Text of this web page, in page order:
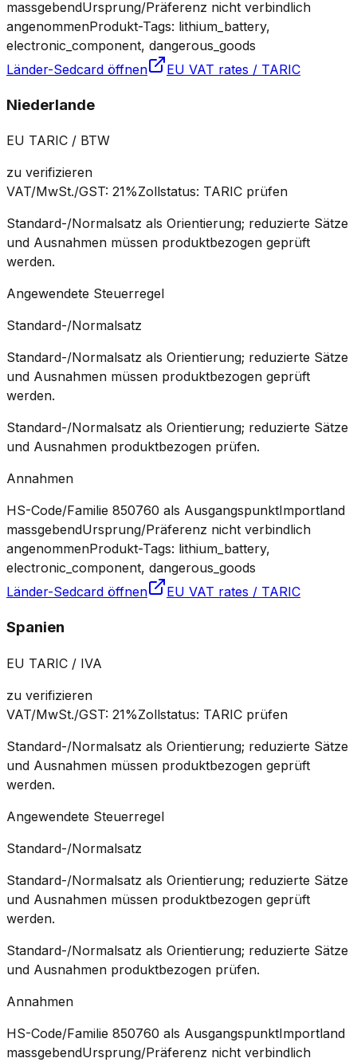
massgebendUrsprung/Präferenz nicht verbindlich
angenommenProdukt-Tags: lithium_battery,
electronic_component, dangerous_goods
Länder-Sedcard öffnen
EU VAT rates / TARIC
Niederlande
EU TARIC / BTW
zu verifizieren
VAT/MwSt./GST: 21%Zollstatus: TARIC prüfen
Standard-/Normalsatz als Orientierung; reduzierte Sätze
und Ausnahmen müssen produktbezogen geprüft
werden.
Angewendete Steuerregel
Standard-/Normalsatz
Standard-/Normalsatz als Orientierung; reduzierte Sätze
und Ausnahmen müssen produktbezogen geprüft
werden.
Standard-/Normalsatz als Orientierung; reduzierte Sätze
und Ausnahmen produktbezogen prüfen.
Annahmen
HS-Code/Familie 850760 als AusgangspunktImportland
massgebendUrsprung/Präferenz nicht verbindlich
angenommenProdukt-Tags: lithium_battery,
electronic_component, dangerous_goods
Länder-Sedcard öffnen
EU VAT rates / TARIC
Spanien
EU TARIC / IVA
zu verifizieren
VAT/MwSt./GST: 21%Zollstatus: TARIC prüfen
Standard-/Normalsatz als Orientierung; reduzierte Sätze
und Ausnahmen müssen produktbezogen geprüft
werden.
Angewendete Steuerregel
Standard-/Normalsatz
Standard-/Normalsatz als Orientierung; reduzierte Sätze
und Ausnahmen müssen produktbezogen geprüft
werden.
Standard-/Normalsatz als Orientierung; reduzierte Sätze
und Ausnahmen produktbezogen prüfen.
Annahmen
HS-Code/Familie 850760 als AusgangspunktImportland
massgebendUrsprung/Präferenz nicht verbindlich